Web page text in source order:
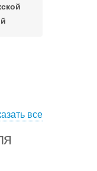
все